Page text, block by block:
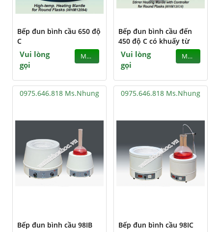
Bếp đun bình cầu 650 độ
C
Vui lòng
gọi
MUA
Bếp đun bình cầu đến
450 độ C có khuấy từ
Vui lòng
gọi
MUA
0975.646.818 Ms.Nhung
Bếp đun bình cầu 98IB
0975.646.818 Ms.Nhung
Bếp đun bình cầu 98IC